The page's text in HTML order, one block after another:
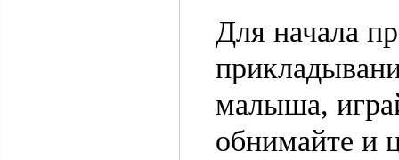
Для начала
малыша,
обнимайте и